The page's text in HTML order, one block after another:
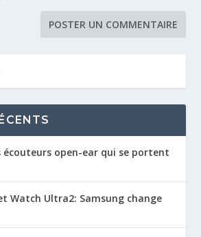
écouteurs open-ear qui se portent
Watch Ultra2: Samsung change